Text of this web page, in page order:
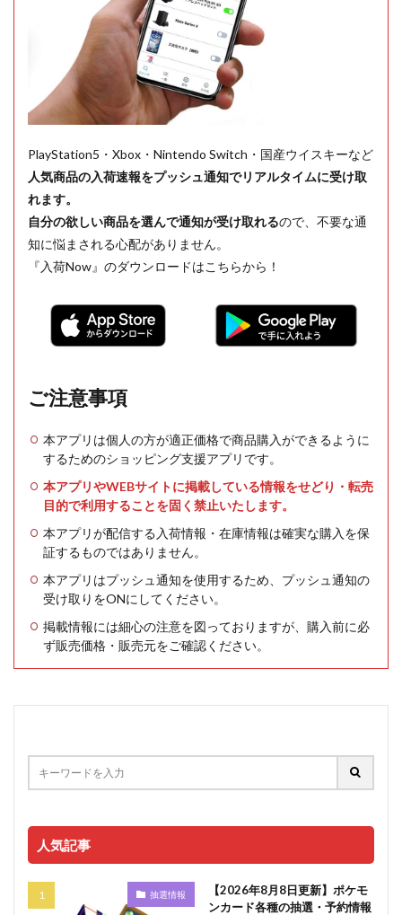
PlayStation5・Xbox・Nintendo Switch・国産ウイスキーなど
人気商品の入荷速報をプッシュ通知でリアルタイムに受け取
れます。
自分の欲しい商品を選んで通知が受け取れるので、不要な通
知に悩まされる心配がありません。
『入荷Now』のダウンロードはこちらから！
ご注意事項
本アプリは個人の方が適正価格で商品購入ができるように
するためのショッピング支援アプリです。
本アプリやWEBサイトに掲載している情報をせどり・転売
目的で利用することを固く禁止いたします。
本アプリが配信する入荷情報・在庫情報は確実な購入を保
証するものではありません。
本アプリはプッシュ通知を使用するため、プッシュ通知の
受け取りをONにしてください。
掲載情報には細心の注意を図っておりますが、購入前に必
ず販売価格・販売元をご確認ください。
人気記事
抽選情報
【2026年8月8日更新】ポケモ
ンカード各種の抽選・予約情報